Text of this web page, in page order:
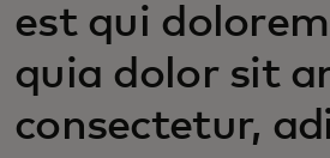
est qui
quia dolor sit
consectetur,